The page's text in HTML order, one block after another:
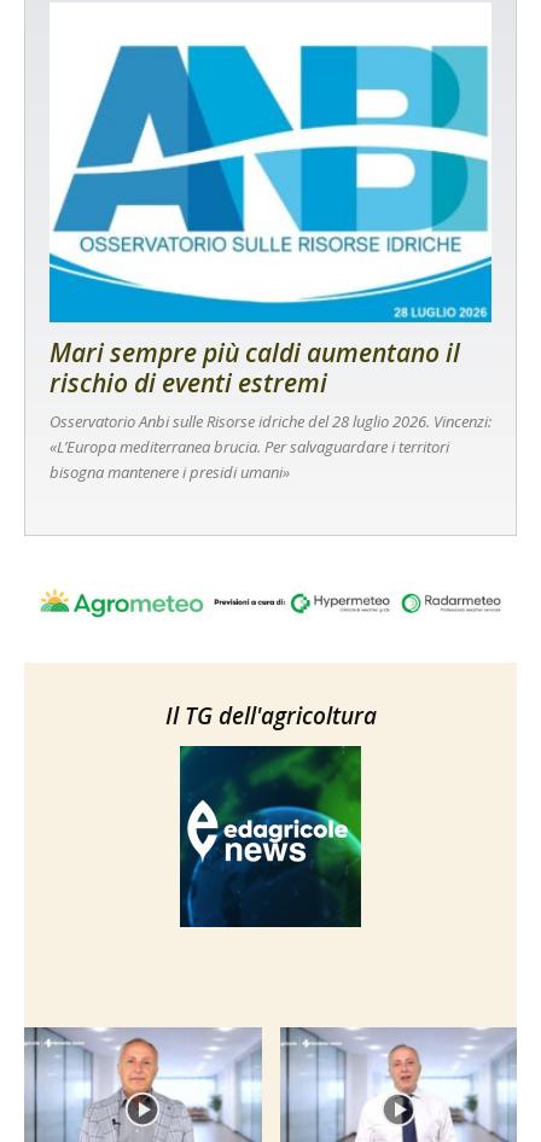
Mari sempre più caldi aumentano il
rischio di eventi estremi
Osservatorio Anbi sulle Risorse idriche del 28 luglio 2026. Vincenzi:
«L’Europa mediterranea brucia. Per salvaguardare i territori
bisogna mantenere i presidi umani»
Il TG dell'agricoltura